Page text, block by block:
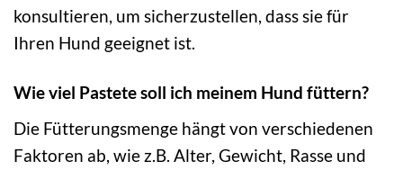
konsultieren, um sicherzustellen, dass sie für
Ihren Hund geeignet ist.
Wie viel Pastete soll ich meinem Hund füttern?
Die Fütterungsmenge hängt von verschiedenen
Faktoren ab, wie z.B. Alter, Gewicht, Rasse und